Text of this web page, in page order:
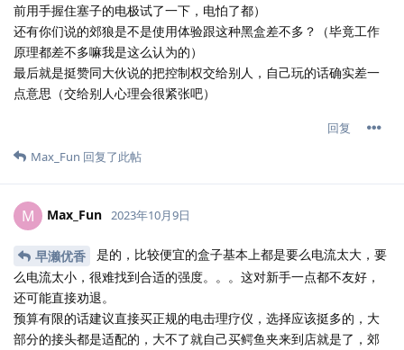
前用手握住塞子的电极试了一下，电怕了都）
还有你们说的郊狼是不是使用体验跟这种黑盒差不多？（毕竟工作
原理都差不多嘛我是这么认为的）
最后就是挺赞同大伙说的把控制权交给别人，自己玩的话确实差一
点意思（交给别人心理会很紧张吧）
回复
Max_Fun 回复了此帖
M Max_Fun 2023年10月9日
早濑优香
是的，比较便宜的盒子基本上都是要么电流太大，要
么电流太小，很难找到合适的强度。。。这对新手一点都不友好，
还可能直接劝退。
预算有限的话建议直接买正规的电击理疗仪，选择应该挺多的，大
部分的接头都是适配的，大不了就自己买鳄鱼夹来到店就是了，郊